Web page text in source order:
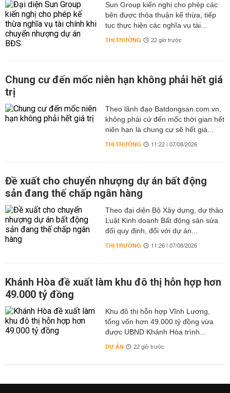
Sun Group kiến nghị cho phép các
bên được thỏa thuận kế thừa, tiếp
tục thực hiện các nghĩa vụ tài...
THỊ TRƯỜNG 22 giờ trước
Chung cư đến mốc niên hạn không phải hết giá
trị
Theo lãnh đạo Batdongsan.com.vn,
không phải cứ đến mốc thời gian hết
niên hạn là chung cư sẽ hết giá...
THỊ TRƯỜNG 11:22 | 07/08/2026
Đề xuất cho chuyển nhượng dự án bất động
sản đang thế chấp ngân hàng
Theo đại diện Bộ Xây dựng, dự thảo
Luật Kinh doanh Bất động sản sửa
đổi quy định, đối với dự án...
THỊ TRƯỜNG 11:26 | 07/08/2026
Khánh Hòa đề xuất làm khu đô thị hỗn hợp hơn
49.000 tỷ đồng
Khu đô thị hỗn hợp Vĩnh Lương,
tổng vốn hơn 49.000 tỷ đồng vừa
được UBND Khánh Hòa trình...
DỰ ÁN 22 giờ trước